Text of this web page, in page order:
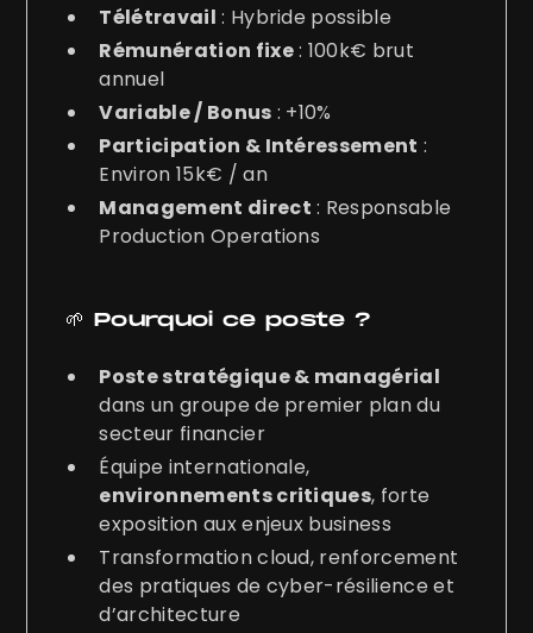
Télétravail : Hybride possible
Rémunération fixe: 100k€ brut
annuel
Variable / Bonus : +10%
Participation & Intéressement :
Environ 15k€ / an
Management direct : Responsable
Production Operations
🌱 Pourquoi ce poste ?
Poste stratégique & managérial
dans un groupe de premier plan du
secteur financier
Équipe internationale,
environnements critiques, forte
exposition aux enjeux business
Transformation cloud, renforcement
des pratiques de cyber-résilience et
d’architecture